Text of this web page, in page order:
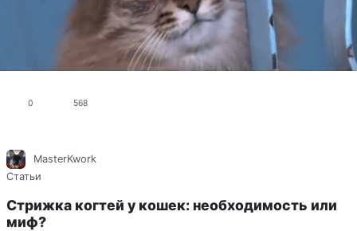
0 568
MasterKwork
Статьи
Стрижка когтей у кошек: необходимость или
миф?